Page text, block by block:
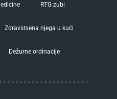
RTG zubi
Zdravstvena njega u kući
Dežurne ordinacije